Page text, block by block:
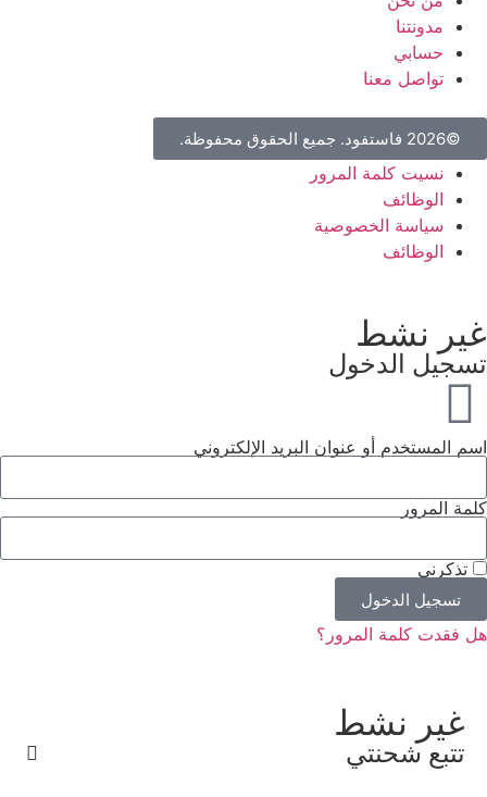
مدونتنا
حسابي
تواصل معنا
©2026 فاستفود. جميع الحقوق محفوظة.
نسيت كلمة المرور
الوظائف
سياسة الخصوصية
الوظائف
غير نشط
تسجيل الدخول
اسم المستخدم أو عنوان البريد الإلكتروني
كلمة المرور
تذكرني
تسجيل الدخول
هل فقدت كلمة المرور؟
غير نشط
تتبع شحنتي